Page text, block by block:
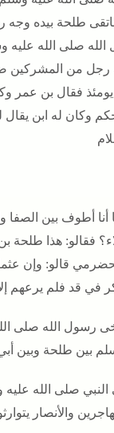
فاتقى طلحة بيده
الله صلى الله
رجل من
يومئذ فقال بن
وكان له ابن
أطوف بين الصفا
فقالو: هذا طلحة
قالو: وإن
في قد فلم يرعهم
رسول الله صلى
بين طلحة وبين
النبي صلى الله
والأنصار